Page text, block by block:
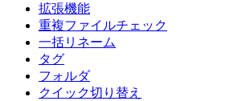
拡張機能
重複ファイルチェック
一括リネーム
タグ
フォルダ
クイック切り替え